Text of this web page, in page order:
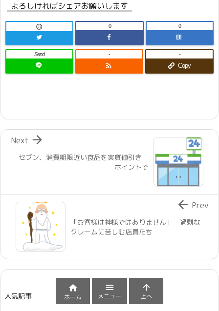
よろしければシェアお願いします
 0
B!
0
Send

-
Copy
-
セブン、消費期限近い食品を実質値引き
ポイントで

Next
「お客様は神様ではありません」 過剰な
クレームに苦しむ店員たち
 Prev
人気記事

ホーム

メニュー

上へ